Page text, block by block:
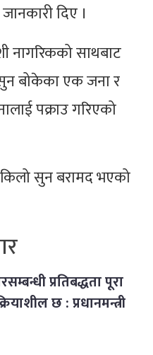
दिए ।
नागरिकको साथबाट
बोकेका एक जना र
पक्राउ गरिएको
सुन बरामद भएको
प्रतिबद्धता पूरा
छ : प्रधानमन्त्री